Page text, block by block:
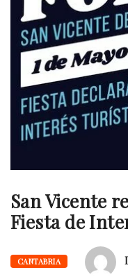
San Vicente
Fiesta de
CANTABRIA